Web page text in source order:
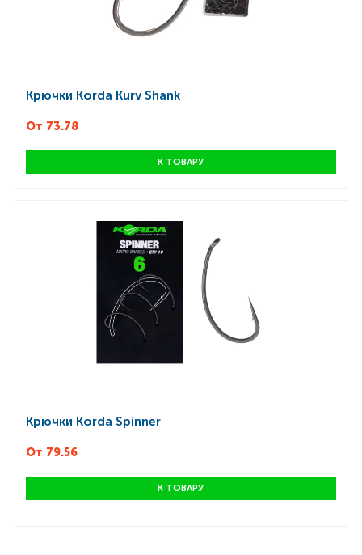
Крючки Korda Kurv Shank
От 73.78
К ТОВАРУ
Крючки Korda Spinner
От 79.56
К ТОВАРУ